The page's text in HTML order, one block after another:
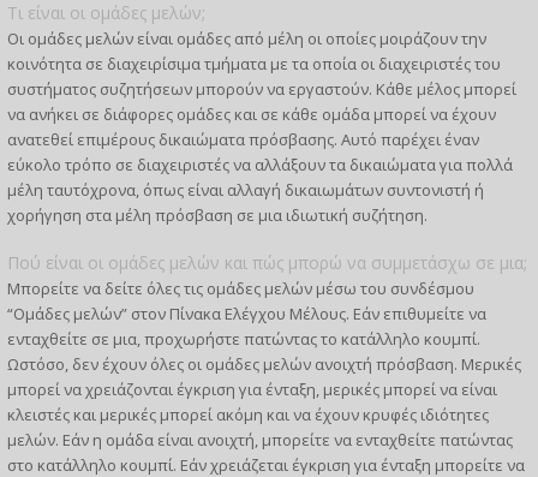
Τι είναι οι ομάδες μελών;
Οι ομάδες μελών είναι ομάδες από μέλη οι οποίες μοιράζουν την
κοινότητα σε διαχειρίσιμα τμήματα με τα οποία οι διαχειριστές του
συστήματος συζητήσεων μπορούν να εργαστούν. Κάθε μέλος μπορεί
να ανήκει σε διάφορες ομάδες και σε κάθε ομάδα μπορεί να έχουν
ανατεθεί επιμέρους δικαιώματα πρόσβασης. Αυτό παρέχει έναν
εύκολο τρόπο σε διαχειριστές να αλλάξουν τα δικαιώματα για πολλά
μέλη ταυτόχρονα, όπως είναι αλλαγή δικαιωμάτων συντονιστή ή
χορήγηση στα μέλη πρόσβαση σε μια ιδιωτική συζήτηση.
Πού είναι οι ομάδες μελών και πώς μπορώ να συμμετάσχω σε μια;
Μπορείτε να δείτε όλες τις ομάδες μελών μέσω του συνδέσμου
“Ομάδες μελών” στον Πίνακα Ελέγχου Μέλους. Εάν επιθυμείτε να
ενταχθείτε σε μια, προχωρήστε πατώντας το κατάλληλο κουμπί.
Ωστόσο, δεν έχουν όλες οι ομάδες μελών ανοιχτή πρόσβαση. Μερικές
μπορεί να χρειάζονται έγκριση για ένταξη, μερικές μπορεί να είναι
κλειστές και μερικές μπορεί ακόμη και να έχουν κρυφές ιδιότητες
μελών. Εάν η ομάδα είναι ανοιχτή, μπορείτε να ενταχθείτε πατώντας
στο κατάλληλο κουμπί. Εάν χρειάζεται έγκριση για ένταξη μπορείτε να